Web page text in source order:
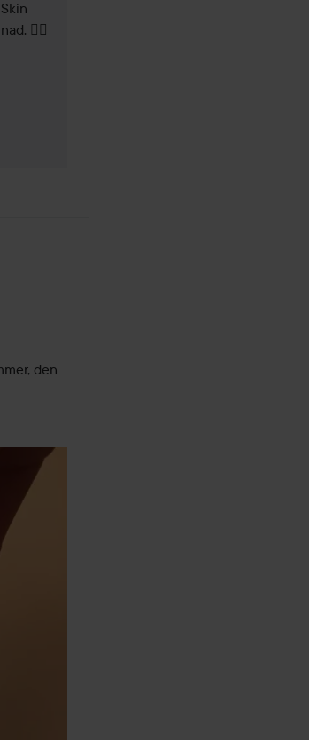
👌🏼
den